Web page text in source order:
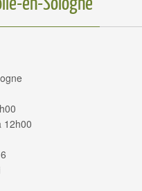
12h00